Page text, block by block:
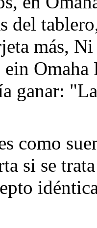
del
más,
Omaha
ganar:
como
si se